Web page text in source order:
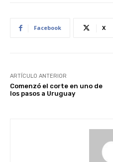
Facebook X
ARTÍCULO ANTERIOR
Comenzó el corte en uno de
los pasos a Uruguay